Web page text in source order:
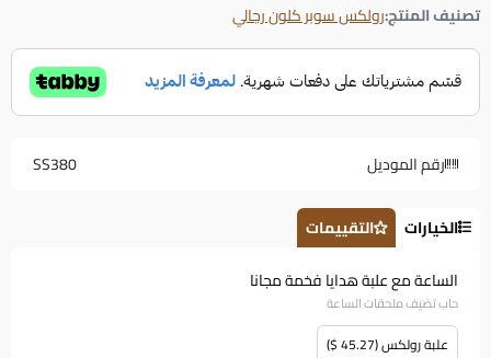
تصنيف المنتج:رولكس سوبر كلون رجالي
رقم الموديل SS380
الخيارات
التقييمات
الساعة مع علبة هدايا فخمة مجانا
حاب تضيف ملحقات الساعة
علبة رولكس (45.27 $)